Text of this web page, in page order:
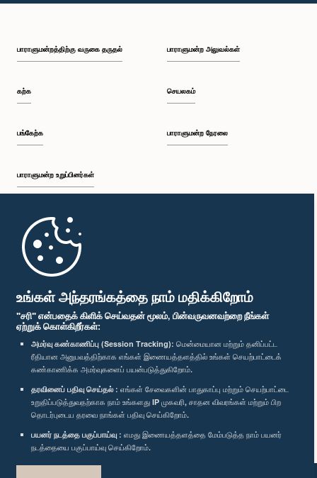
உங்கள் அந்தரங்கத்தை நாம் மதிக்கிறோம்
"சரி" என்பதைக் கிளிக் செய்வதன் மூலம், பின்வருவனவற்றை நீங்கள்
ஏற்றுக் கொள்கிறீர்கள்:
அமர்வு கண்காணிப்பு (Session Tracking): மென்மையான மற்றும் தனிப்பட்ட
ரீதியான அனுபவத்திற்காக எங்கள் இணையத்தளத்தில் உங்கள் செயற்பாட்டைக்
கண்காணிக்க அமர்வுகளைப் பயன்படுத்துகிறோம்.
தரவினைப் பதிவு செய்தல் : எங்கள் சேவைகளின் பாதுகாப்பு மற்றும் செயற்பாட்டை
உறுதிப்படுத்துவதற்காக நாம் உங்களது IP முகவரி, சாதன விவரங்கள் மற்றும் பிற
தொடர்புடைய தரவை நாங்கள் பதிவு செய்கிறோம்.
பயனர் நடத்தை பகுப்பாய்வு : எமது இணையத்தளத்தை மேம்படுத்த நாம் பயனர்
நடத்தையை பகுப்பாய்வு செய்கிறோம்.
பாராளுமன்றத்திற்கு வருகை தருதல்
கற்க
பங்கேற்க
பாராளுமன்ற உறுப்பினர்கள்
முதற்பக்கம்
பாராளுமன்ற அலுவல்கள்
செயலகம்
பாராளுமன்ற நேரலை
பாராளுமன்ற கையடக்க செயலி
எம்மை பின்தொடர்க :
விருதுகள்
தனியுரிமைக் கொள்கை